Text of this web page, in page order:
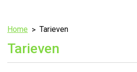
Home Tarieven
Tarieven